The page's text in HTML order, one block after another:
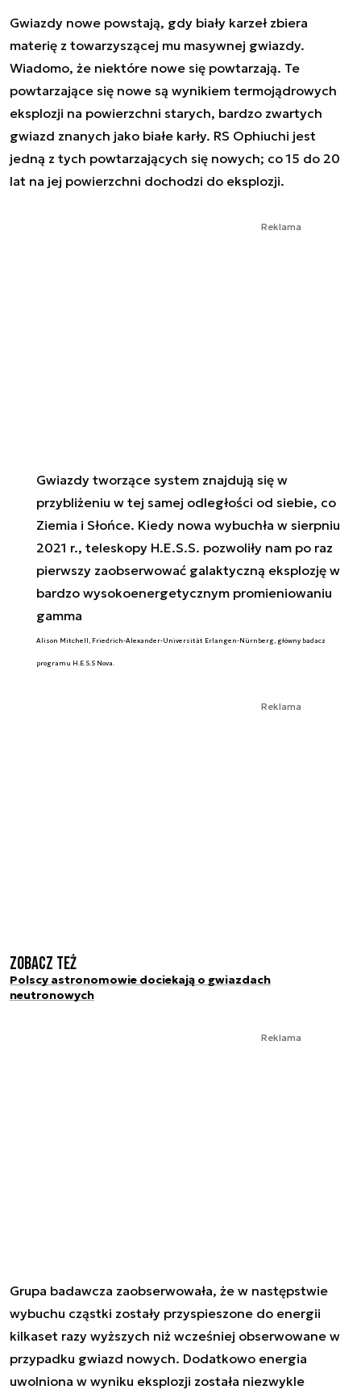
Gwiazdy nowe powstają, gdy biały karzeł zbiera
materię z towarzyszącej mu masywnej gwiazdy.
Wiadomo, że niektóre nowe się powtarzają. Te
powtarzające się nowe są wynikiem termojądrowych
eksplozji na powierzchni starych, bardzo zwartych
gwiazd znanych jako białe karły. RS Ophiuchi jest
jedną z tych powtarzających się nowych; co 15 do 20
lat na jej powierzchni dochodzi do eksplozji.
Reklama
Gwiazdy tworzące system znajdują się w
przybliżeniu w tej samej odległości od siebie, co
Ziemia i Słońce. Kiedy nowa wybuchła w sierpniu
2021 r., teleskopy H.E.S.S. pozwoliły nam po raz
pierwszy zaobserwować galaktyczną eksplozję w
bardzo wysokoenergetycznym promieniowaniu
gamma
Alison Mitchell, Friedrich-Alexander-Universität Erlangen-Nürnberg, główny badacz
programu H.E.S.S Nova.
Reklama
Zobacz też
Polscy astronomowie dociekają o gwiazdach
neutronowych
Reklama
Grupa badawcza zaobserwowała, że w następstwie
wybuchu cząstki zostały przyspieszone do energii
kilkaset razy wyższych niż wcześniej obserwowane w
przypadku gwiazd nowych. Dodatkowo energia
uwolniona w wyniku eksplozji została niezwykle